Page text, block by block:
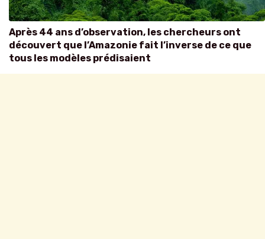
Après 44 ans d’observation, les chercheurs ont
découvert que l’Amazonie fait l’inverse de ce que
tous les modèles prédisaient